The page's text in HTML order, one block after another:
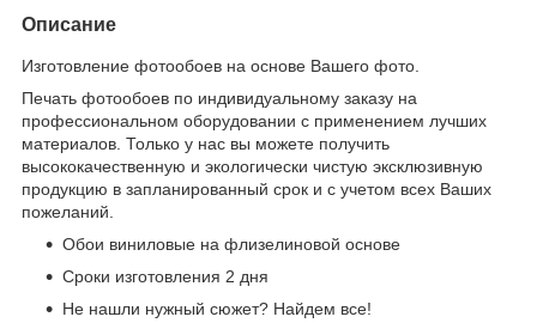
Описание
Изготовление фотообоев на основе Вашего фото.
Печать фотообоев по индивидуальному заказу на
профессиональном оборудовании с применением лучших
материалов. Только у нас вы можете получить
высококачественную и экологически чистую эксклюзивную
продукцию в запланированный срок и с учетом всех Ваших
пожеланий.
Обои виниловые на флизелиновой основе
Сроки изготовления 2 дня
Не нашли нужный сюжет? Найдем все!